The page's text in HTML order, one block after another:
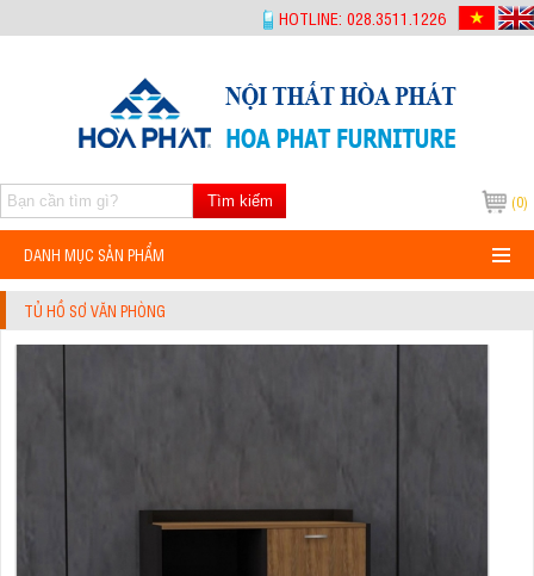
HOTLINE: 028.3511.1226
(0)
Tìm kiếm
DANH MỤC SẢN PHẨM
TỦ HỒ SƠ VĂN PHÒNG